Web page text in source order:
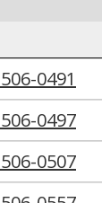
0491
0497
0507